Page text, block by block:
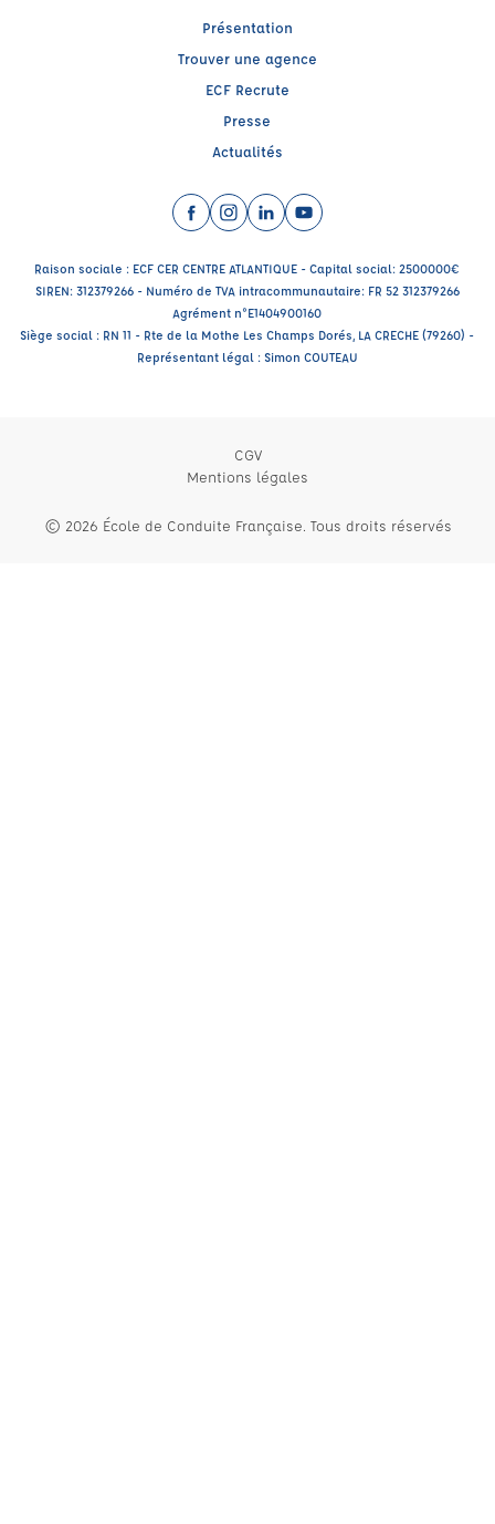
Présentation
Trouver une agence
ECF Recrute
Presse
Actualités
Facebook (nouvelle fenêtre)
Instagram (nouvelle fenêtre)
LinkedIn (nouvelle fenêtre)
YouTube (nouvelle
Raison sociale : ECF CER CENTRE ATLANTIQUE - Capital social: 2500000€
SIREN: 312379266 - Numéro de TVA intracommunautaire: FR 52 312379266
Agrément n°E1404900160
Siège social : RN 11 - Rte de la Mothe Les Champs Dorés, LA CRECHE (79260) -
Représentant légal : Simon COUTEAU
CGV
Mentions légales
© 2026 École de Conduite Française. Tous droits réservés